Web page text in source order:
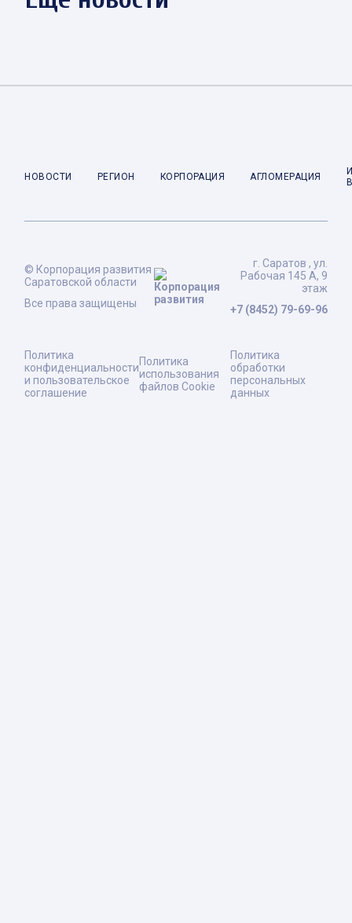
НОВОСТИ РЕГИОН КОРПОРАЦИЯ АГЛОМЕРАЦИЯ
© Корпорация развития
Саратовской области
Все права защищены
г. Саратов , ул.
Рабочая 145 А, 9
этаж
+7 (8452) 79-69-96
Политика
конфиденциальности
и пользовательское
соглашение
Политика
использования
файлов Cookie
Политика
обработки
персональных
данных